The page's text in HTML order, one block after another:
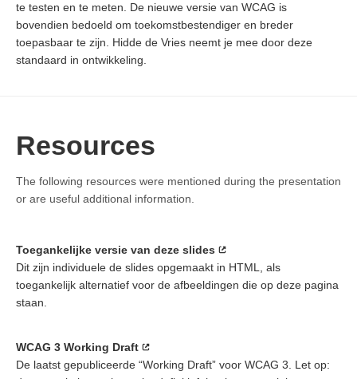
te testen en te meten. De nieuwe versie van WCAG is
bovendien bedoeld om toekomstbestendiger en breder
toepasbaar te zijn. Hidde de Vries neemt je mee door deze
standaard in ontwikkeling.
Resources
The following resources were mentioned during the presentation
or are useful additional information.
Toegankelijke versie van deze slides
Dit zijn individuele de slides opgemaakt in HTML, als
toegankelijk alternatief voor de afbeeldingen die op deze pagina
staan.
WCAG 3 Working Draft
De laatst gepubliceerde “Working Draft” voor WCAG 3. Let op: